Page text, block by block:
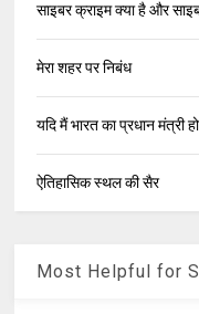
साइबर क्राइम क्या है और
मेरा शहर पर निबंध
यदि मैं भारत का प्रधान मंत्री
ऐतिहासिक स्थल की सैर
Most Helpful for